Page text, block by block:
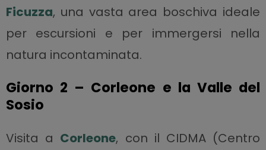
Ficuzza, una vasta area boschiva ideale
per escursioni e per immergersi nella
natura incontaminata.
Giorno 2 – Corleone e la Valle del
Sosio
Visita a Corleone, con il CIDMA (Centro